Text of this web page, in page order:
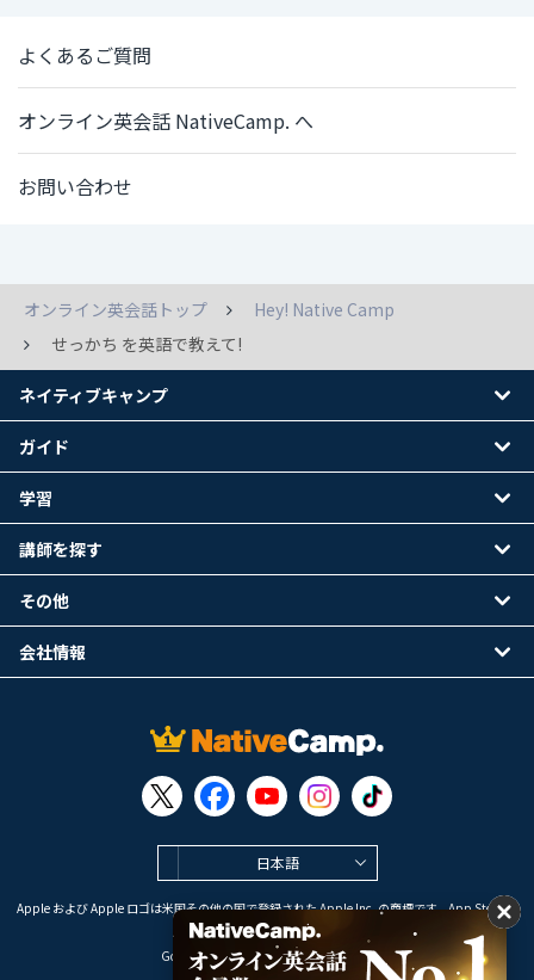
よくあるご質問
オンライン英会話 NativeCamp. へ
お問い合わせ
オンライン英会話トップ
Hey! Native Camp
せっかち を英語で教えて!
日本語
Apple および Apple ロゴは米国その他の国で登録された Apple Inc. の商標です。App Store は
Apple Inc. のサービスマークです。
Google Play は Google LLC の商標です。
ネイティブキャンプ
ガイド
学習
講師を探す
その他
会社情報